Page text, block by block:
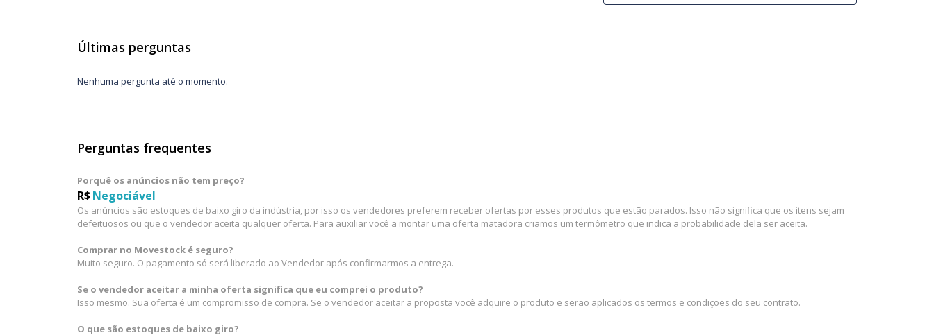
Últimas perguntas
Nenhuma pergunta até o momento.
Perguntas frequentes
Porquê os anúncios não tem preço?
R$Negociável
Os anúncios são estoques de baixo giro da indústria, por isso os vendedores preferem receber ofertas por esses produtos que estão parados. Isso não significa que os itens sejam
defeituosos ou que o vendedor aceita qualquer oferta. Para auxiliar você a montar uma oferta matadora criamos um termômetro que indica a probabilidade dela ser aceita.
Comprar no Movestock é seguro?
Muito seguro. O pagamento só será liberado ao Vendedor após confirmarmos a entrega.
Se o vendedor aceitar a minha oferta significa que eu comprei o produto?
Isso mesmo. Sua oferta é um compromisso de compra. Se o vendedor aceitar a proposta você adquire o produto e serão aplicados os termos e condições do seu contrato.
O que são estoques de baixo giro?